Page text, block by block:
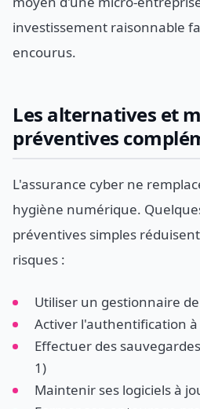
investissement raisonnable
encourus.
Les alternatives et
préventives
L'assurance cyber ne
hygiène numérique.
préventives simples
risques :
Utiliser un gestionnaire
Activer l'authentification
Effectuer des
1)
Maintenir ses logiciels à